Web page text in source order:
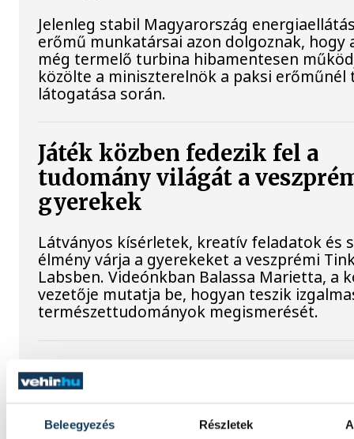
Beleegyezés Részletek
Jelenleg stabil Magyarország
erőmű munkatársai azon dolgoznak, hogy
még termelő turbina hibamentesen
közölte a miniszterelnök a paksi
látogatása során.
Játék közben fedezik fel a
tudomány világát a
gyerekek
Látványos kísérletek, kreatív feladatok és
élmény várja a gyerekeket a veszprémi
Labsben. Videónkban Balassa Marietta, a
vezetője mutatja be, hogyan teszik
természettudományok megismerését.
Augusztus 12-én
csillaghullás is vár ránk